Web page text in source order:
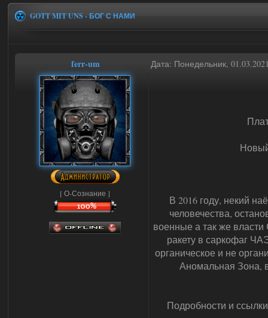
GOTT MIT UNS - БОГ С НАМИ
ferr-um Дата: Понедельник,
[ О-Сознание ]
В 2016 году, некий
человечества,
военные а так же
ракету в саркофаг
органическое и не
Аномальная Зона,
Подробности и